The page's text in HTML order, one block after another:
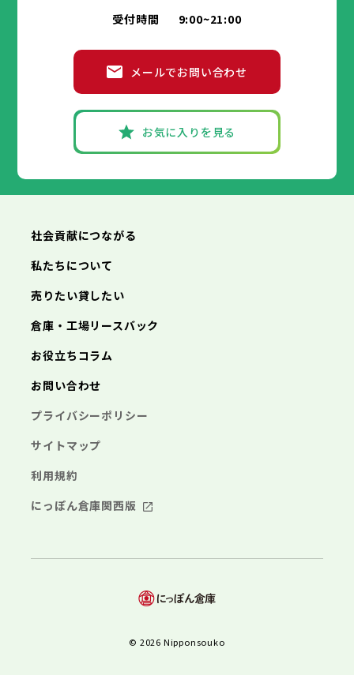
受付時間 9:00~21:00
メールでお問い合わせ
お気に入りを見る
社会貢献につながる
私たちについて
売りたい貸したい
倉庫・工場リースバック
お役立ちコラム
お問い合わせ
プライバシーポリシー
サイトマップ
利用規約
にっぽん倉庫関西版
© 2026 Nipponsouko